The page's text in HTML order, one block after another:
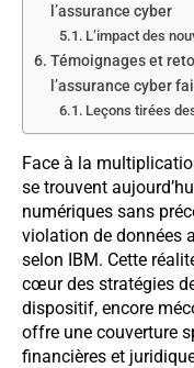
l’assurance cyber
L’impact des
Témoignages et
l’assurance cyber
Leçons tirées
Face à la
se trouvent
numériques sans
violation de données
selon IBM. Cette
cœur des stratégies
dispositif, encore
offre une couverture
financières et